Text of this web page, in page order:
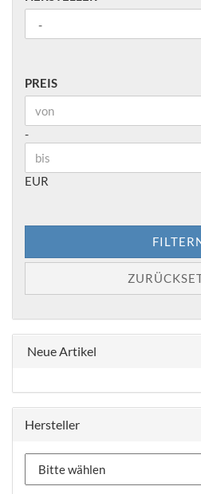
PREIS
PREIS
Preis bis
-
EUR
Neue Artikel
Hersteller